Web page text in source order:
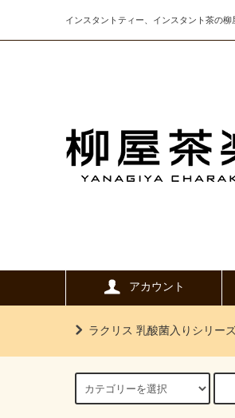
インスタントティー、インスタント茶の柳
アカウント
ラクリス 乳酸菌入りシリー